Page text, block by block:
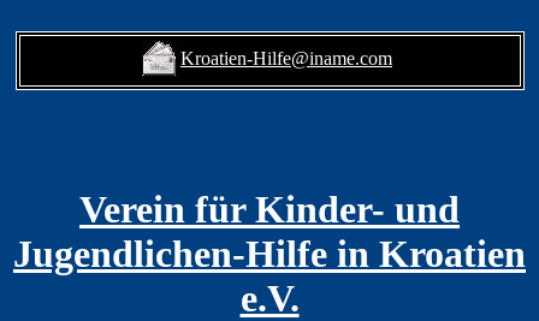
Kroatien-Hilfe@iname.com
Verein für Kinder- und
Jugendlichen-Hilfe in Kroatien
e.V.